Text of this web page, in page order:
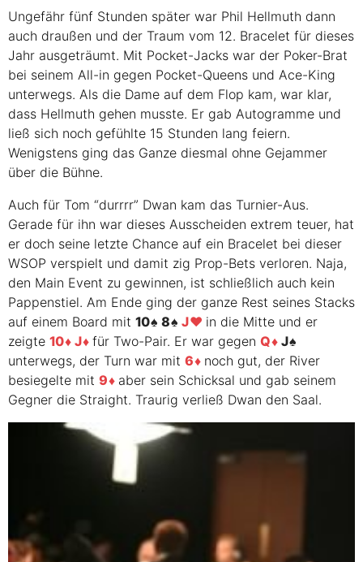
Ungefähr fünf Stunden später war Phil Hellmuth dann
auch draußen und der Traum vom 12. Bracelet für dieses
Jahr ausgeträumt. Mit Pocket-Jacks war der Poker-Brat
bei seinem All-in gegen Pocket-Queens und Ace-King
unterwegs. Als die Dame auf dem Flop kam, war klar,
dass Hellmuth gehen musste. Er gab Autogramme und
ließ sich noch gefühlte 15 Stunden lang feiern.
Wenigstens ging das Ganze diesmal ohne Gejammer
über die Bühne.
Auch für Tom “durrrr” Dwan kam das Turnier-Aus.
Gerade für ihn war dieses Ausscheiden extrem teuer, hat
er doch seine letzte Chance auf ein Bracelet bei dieser
WSOP verspielt und damit zig Prop-Bets verloren. Naja,
den Main Event zu gewinnen, ist schließlich auch kein
Pappenstiel. Am Ende ging der ganze Rest seines Stacks
auf einem Board mit 10 8 J
in die Mitte und er
zeigte 10 J für Two-Pair. Er war gegen Q
J
unterwegs, der Turn war mit 6
noch gut, der River
besiegelte mit 9
aber sein Schicksal und gab seinem
Gegner die Straight. Traurig verließ Dwan den Saal.